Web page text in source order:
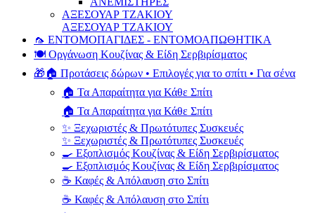
ΑΞΕΣΟΥΑΡ ΤΖΑΚΙΟΥ
ΑΞΕΣΟΥΑΡ ΤΖΑΚΙΟΥ
🦟 ΕΝΤΟΜΟΠΑΓΙΔΕΣ - ΕΝΤΟΜΟΑΠΩΘΗΤΙΚΑ
🍽️ Οργάνωση Κουζίνας & Είδη Σερβιρίσματος
🎁🏠 Προτάσεις δώρων • Επιλογές για το σπίτι • Για σένα
🏠 Τα Απαραίτητα για Κάθε Σπίτι
🏠 Τα Απαραίτητα για Κάθε Σπίτι
✨ Ξεχωριστές & Πρωτότυπες Συσκευές
✨ Ξεχωριστές & Πρωτότυπες Συσκευές
🍳 Εξοπλισμός Κουζίνας & Είδη Σερβιρίσματος
🍳 Εξοπλισμός Κουζίνας & Είδη Σερβιρίσματος
☕ Καφές & Απόλαυση στο Σπίτι
☕ Καφές & Απόλαυση στο Σπίτι